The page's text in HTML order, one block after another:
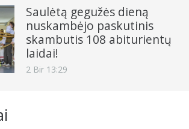
Saulėtą gegužės dieną
nuskambėjo paskutinis
skambutis 108 abiturientų
laidai!
2 Bir 13:29